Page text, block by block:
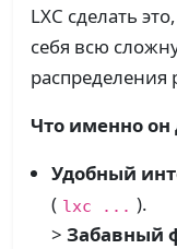
LXC сделать
себя всю
Что именно он
Удобный
( lxc ...
).
>Забавный